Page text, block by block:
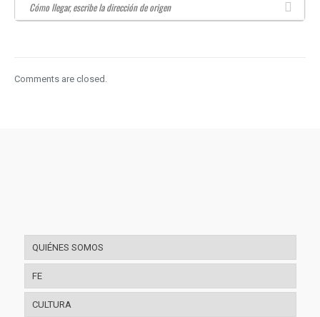
Comments are closed.
QUIÉNES SOMOS
FE
CULTURA